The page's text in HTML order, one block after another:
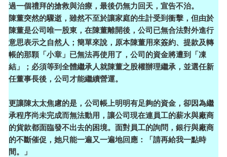
過一個禮拜的搶救與治療，最後仍無力回天，宣告不治。
陳董突然的驟逝，雖然不至於讓家庭的生計受到衝擊，但由於
陳董是公司唯一股東，在陳董離開後，公司已無合法對外進行
意思表示之自然人；簡單來說，原本陳董用來簽約、提款及轉
帳的那顆「小章」已無法再使用了，公司的資金將遭到「凍
結」；必須等到全體繼承人就陳董之股權辦理繼承，並選任新
任董事長後，公司才能繼續營運。
更讓陳太太焦慮的是，公司帳上明明有足夠的資金，卻因為繼
承程序尚未完成而無法動用，讓公司現在連員工的薪水與廠商
的貨款都面臨發不出去的困境。面對員工的詢問，銀行與廠商
的不斷催促，她只能一遍又一遍地回應：「請再給我一點時
間。」